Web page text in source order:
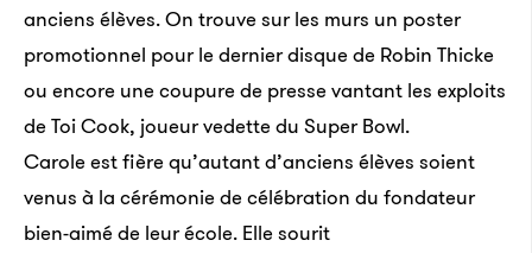
anciens élèves. On trouve sur les murs un poster
promotionnel pour le dernier disque de Robin Thicke
ou encore une coupure de presse vantant les exploits
de Toi Cook, joueur vedette du Super Bowl.
Carole est fière qu’autant d’anciens élèves soient
venus à la cérémonie de célébration du fondateur
bien-aimé de leur école. Elle sourit